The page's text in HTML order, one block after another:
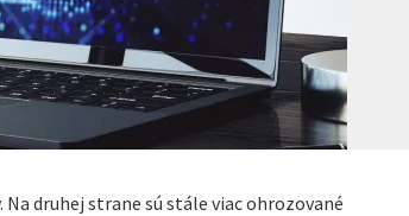
druhej strane sú stále viac ohrozované